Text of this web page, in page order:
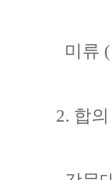
미류
2. 합